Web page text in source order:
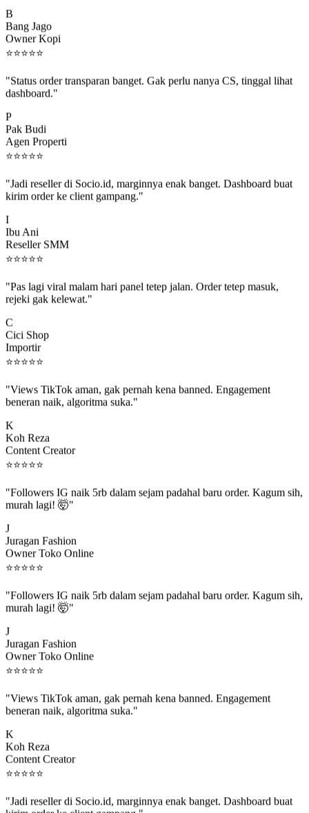
Bang Jago
Owner Kopi
⭐⭐⭐⭐⭐
dashboard."
Pak Budi
Agen Properti
⭐⭐⭐⭐⭐
kirim order ke client gampang."
Ibu Ani
Reseller SMM
⭐⭐⭐⭐⭐
rejeki gak kelewat."
Cici Shop
Importir
⭐⭐⭐⭐⭐
beneran naik, algoritma suka."
Koh Reza
Content Creator
⭐⭐⭐⭐⭐
murah lagi! 🤯"
Juragan Fashion
Owner Toko Online
⭐⭐⭐⭐⭐
murah lagi! 🤯"
Juragan Fashion
Owner Toko Online
⭐⭐⭐⭐⭐
beneran naik, algoritma suka."
Koh Reza
Content Creator
⭐⭐⭐⭐⭐
kirim order ke client gampang."